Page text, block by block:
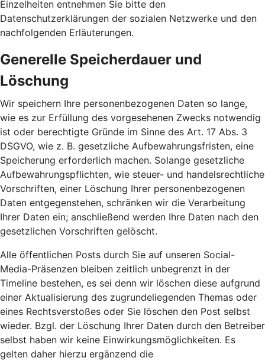
Einzelheiten entnehmen Sie bitte den
Datenschutzerklärungen der sozialen Netzwerke und den
nachfolgenden Erläuterungen.
Generelle Speicherdauer und
Löschung
Wir speichern Ihre personenbezogenen Daten so lange,
wie es zur Erfüllung des vorgesehenen Zwecks notwendig
ist oder berechtigte Gründe im Sinne des Art. 17 Abs. 3
DSGVO, wie z. B. gesetzliche Aufbewahrungsfristen, eine
Speicherung erforderlich machen. Solange gesetzliche
Aufbewahrungspflichten, wie steuer- und handelsrechtliche
Vorschriften, einer Löschung Ihrer personenbezogenen
Daten entgegenstehen, schränken wir die Verarbeitung
Ihrer Daten ein; anschließend werden Ihre Daten nach den
gesetzlichen Vorschriften gelöscht.
Alle öffentlichen Posts durch Sie auf unseren Social-
Media-Präsenzen bleiben zeitlich unbegrenzt in der
Timeline bestehen, es sei denn wir löschen diese aufgrund
einer Aktualisierung des zugrundeliegenden Themas oder
eines Rechtsverstoßes oder Sie löschen den Post selbst
wieder. Bzgl. der Löschung Ihrer Daten durch den Betreiber
selbst haben wir keine Einwirkungsmöglichkeiten. Es
gelten daher hierzu ergänzend die